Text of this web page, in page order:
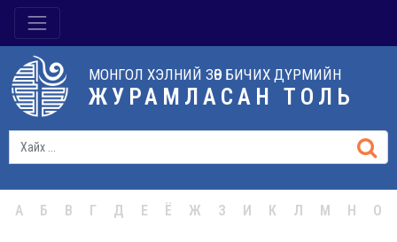
МОНГОЛ ХЭЛНИЙ ЗӨВ БИЧИХ ДҮРМИЙН
ЖУРАМЛАСАН ТОЛЬ
А Б В Г Д Е Ё Ж З И К Л М Н О